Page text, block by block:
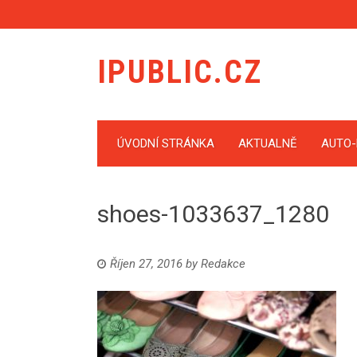
IPUBLIC.CZ
ÚVODNÍ STRÁNKA AKTUALNĚ
shoes-1033637_1280
Říjen 27, 2016 by Redakce